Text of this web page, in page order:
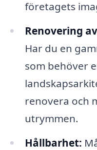
företagets
Renovering
Har du en
som behöver
renovera och
utrymmen.
Hållbarhet: